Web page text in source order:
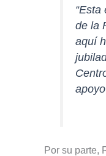
de la
aquí
Por su parte,